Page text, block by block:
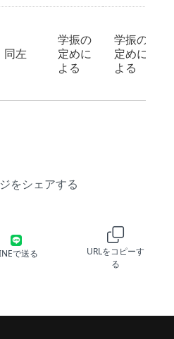
同左
学振の
定めに
よる
学振の
定めに
よる
をシェアする
で送る
URLをコピーす
る